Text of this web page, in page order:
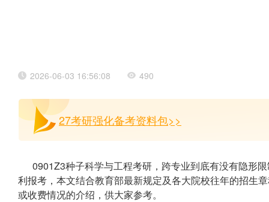
2026-06-03 16:56:08 490
27考研强化备考资料包>>
0901Z3种子科学与工程考研，跨专业到底有没有隐形
利报考，本文结合教育部最新规定及各大院校往年的招生
或收费情况的介绍，供大家参考。